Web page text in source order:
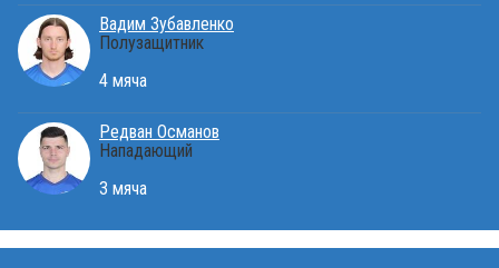
Вадим Зубавленко
Полузащитник
4 мяча
Редван Османов
Нападающий
3 мяча